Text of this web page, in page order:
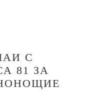
С
81 ЗА